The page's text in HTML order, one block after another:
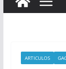
ARTICULOS